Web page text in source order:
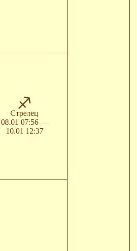
Стрелец
08.01 07:56 —
10.01 12:37